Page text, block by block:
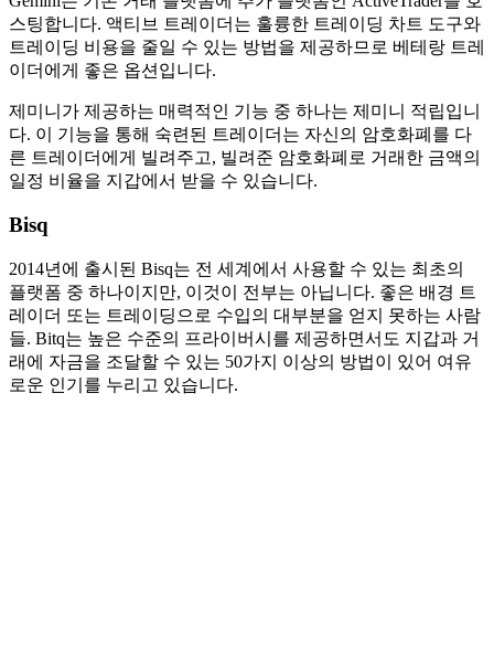
스팅합니다. 액티브 트레이더는 훌륭한 트레이딩 차트 도구와
트레이딩 비용을 줄일 수 있는 방법을 제공하므로 베테랑 트레
이더에게 좋은 옵션입니다.
제미니가 제공하는 매력적인 기능 중 하나는 제미니 적립입니
다. 이 기능을 통해 숙련된 트레이더는 자신의 암호화폐를 다
른 트레이더에게 빌려주고, 빌려준 암호화폐로 거래한 금액의
일정 비율을 지갑에서 받을 수 있습니다.
Bisq
2014년에 출시된 Bisq는 전 세계에서 사용할 수 있는 최초의
플랫폼 중 하나이지만, 이것이 전부는 아닙니다. 좋은 배경 트
레이더 또는 트레이딩으로 수입의 대부분을 얻지 못하는 사람
들. Bitq는 높은 수준의 프라이버시를 제공하면서도 지갑과 거
래에 자금을 조달할 수 있는 50가지 이상의 방법이 있어 여유
로운 인기를 누리고 있습니다.